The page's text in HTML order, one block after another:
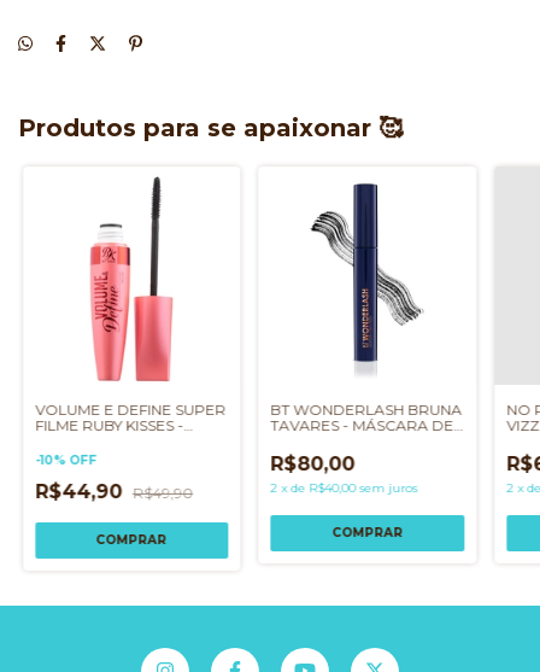
Produtos para se apaixonar 🥰
VOLUME E DEFINE SUPER
FILME RUBY KISSES -
-10% OFF
R$44,90 R$49,90
COMPRAR
BT WONDERLASH BRUNA
TAVARES - MÁSCARA DE
R$80,00
2 xde R$40,00 sem juros
COMPRAR
NO
2 x